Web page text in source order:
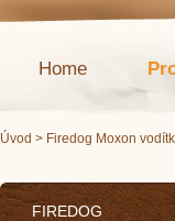
Home
Úvod > Firedog Moxon
FIREDOG